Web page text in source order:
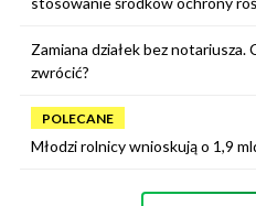
Zamiana działek bez notariusza.
zwrócić?
POLECANE
Młodzi rolnicy wnioskują o 1,9